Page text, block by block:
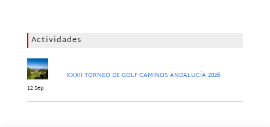
Actividades
12 Sep
XXXII TORNEO DE GOLF CAMINOS ANDALUCÍA 2026